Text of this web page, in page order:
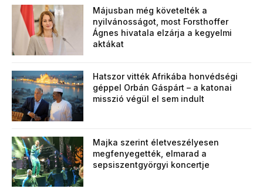
Májusban még követelték a
nyilvánosságot, most Forsthoffer
Ágnes hivatala elzárja a kegyelmi
aktákat
Hatszor vitték Afrikába honvédségi
géppel Orbán Gáspárt – a katonai
misszió végül el sem indult
Majka szerint életveszélyesen
megfenyegették, elmarad a
sepsiszentgyörgyi koncertje